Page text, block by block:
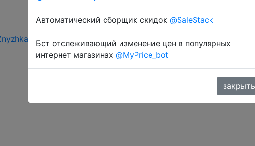
Автоматический сборщик скидок @SaleStack
Бот отслеживающий изменение цен в популярных
интернет магазинах @MyPrice_bot
закрыть